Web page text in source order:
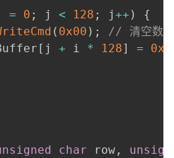
= 0 ; j < 128 ; j ++ )
{
( 0x00 ) ;
// 清空数据
[ j + i * 128] =
char row ,